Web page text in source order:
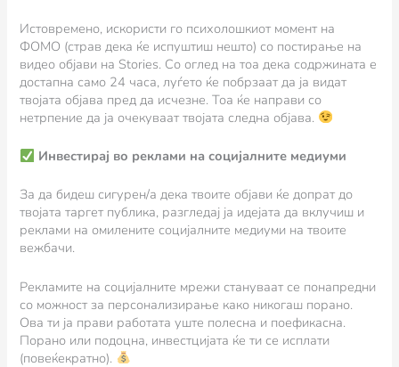
Истовремено, искористи го психолошкиот момент на
ФОМО (страв дека ќе испуштиш нешто) со постирање на
видео објави на Stories. Со оглед на тоа дека содржината е
достапна само 24 часа, луѓето ќе побрзаат да ја видат
твојата објава пред да исчезне. Тоа ќе направи со
нетрпение да ја очекуваат твојата следна објава.
Инвестирај во реклами на социјалните медиуми
За да бидеш сигурен/а дека твоите објави ќе допрат до
твојата таргет публика, разгледај ја идејата да вклучиш и
реклами на омилените социјалните медиуми на твоите
вежбачи.
Рекламите на социјалните мрежи стануваат се понапредни
со можност за персонализирање како никогаш порано.
Ова ти ја прави работата уште полесна и поефикасна.
Порано или подоцна, инвестцијата ќе ти се исплати
(повеќекратно).